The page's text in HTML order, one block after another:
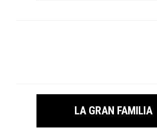
LA GRAN FAMILIA